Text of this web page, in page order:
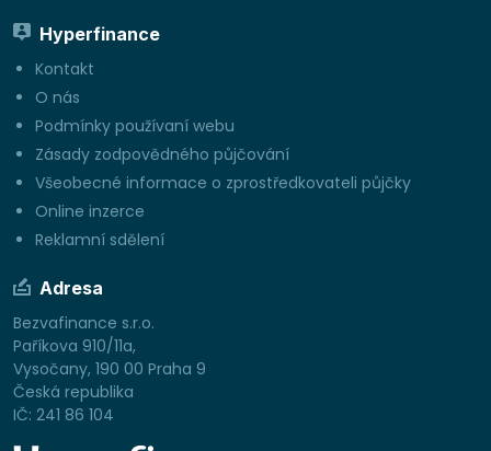
Hyperfinance
Kontakt
O nás
Podmínky používaní webu
Zásady zodpovědného půjčování
Všeobecné informace o zprostředkovateli půjčky
Online inzerce
Reklamní sdělení
Adresa
Bezvafinance s.r.o.
Paříkova 910/11a,
Vysočany, 190 00 Praha 9
Česká republika
IČ: 241 86 104